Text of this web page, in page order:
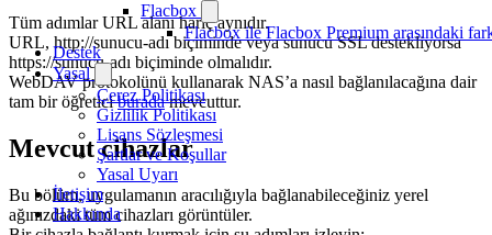
Flacbox
Flacbox ile Flacbox Premium arasındaki
Destek
Yasal
Çerez Politikası
Gizlilik Politikası
Lisans Sözleşmesi
Şartlar ve Koşullar
Yasal Uyarı
İletişim
Hakkında
Tüm adımlar URL alanı hariç aynıdır.
URL, http://sunucu-adı biçiminde veya sunucu SSL destekliyorsa
https://sunucu-adı biçiminde olmalıdır.
WebDAV protokolünü kullanarak NAS’a nasıl bağlanılacağına dair
tam bir öğreticiburadamevcuttur.
Mevcut cihazlar
Bu bölüm, uygulamanın aracılığıyla bağlanabileceğiniz yerel
ağınızdaki tüm cihazları görüntüler.